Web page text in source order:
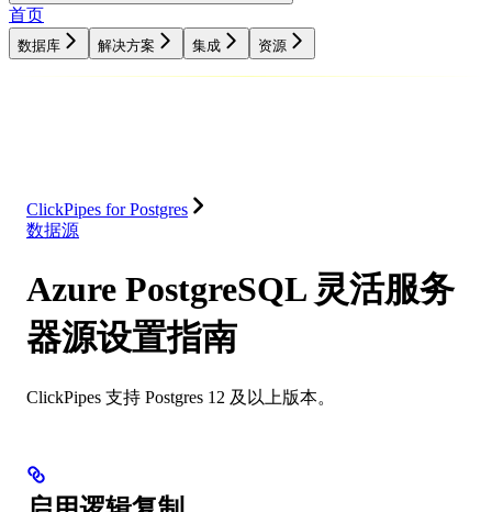
首页
数据库 解决方案 集成 资源
ClickPipes for Postgres
数据源
Azure PostgreSQL 灵活服务
器源设置指南
ClickPipes 支持 Postgres 12 及以上版本。